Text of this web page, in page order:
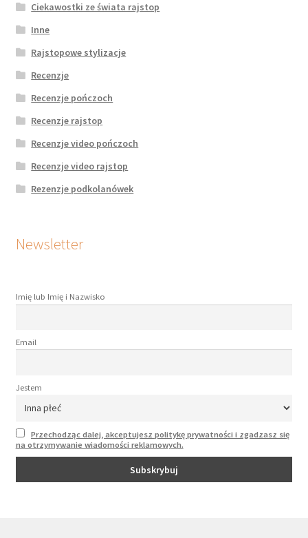
Ciekawostki ze świata rajstop
Inne
Rajstopowe stylizacje
Recenzje
Recenzje pończoch
Recenzje rajstop
Recenzje video pończoch
Recenzje video rajstop
Rezenzje podkolanówek
Newsletter
Imię lub Imię i Nazwisko
Email
Jestem
Przechodząc dalej, akceptujesz politykę prywatności i zgadzasz się
na otrzymywanie wiadomości reklamowych.